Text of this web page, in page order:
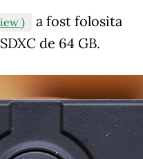
)
a fost folosita
de 64 GB.